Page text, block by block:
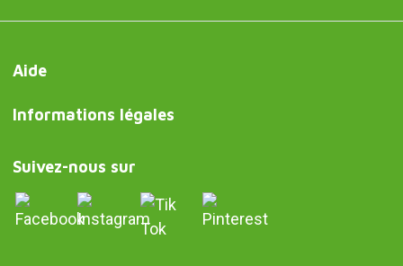
Aide
Informations légales
Suivez-nous sur